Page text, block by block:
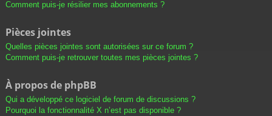
Comment puis-je résilier mes abonnements ?
Pièces jointes
Quelles pièces jointes sont autorisées sur ce forum ?
Comment puis-je retrouver toutes mes pièces jointes ?
À propos de phpBB
Qui a développé ce logiciel de forum de discussions ?
Pourquoi la fonctionnalité X n’est pas disponible ?